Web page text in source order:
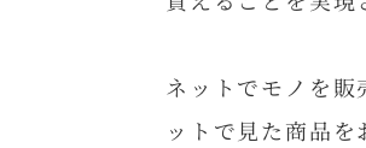
ネットでモノを
ットで見た商品